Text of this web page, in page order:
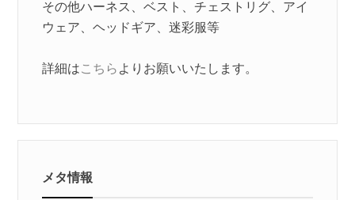
その他ハーネス、ベスト、チェストリグ、アイ
ウェア、ヘッドギア、迷彩服等
詳細はこちら よりお願いいたします。
メタ情報